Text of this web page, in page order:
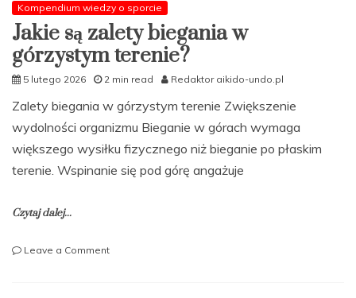
Kompendium wiedzy o sporcie
Jakie są zalety biegania w
górzystym terenie?
5 lutego 2026 2 min read Redaktor aikido-undo.pl
Zalety biegania w górzystym terenie Zwiększenie
wydolności organizmu Bieganie w górach wymaga
większego wysiłku fizycznego niż bieganie po płaskim
terenie. Wspinanie się pod górę angażuje
Czytaj dalej...
Leave a Commenton